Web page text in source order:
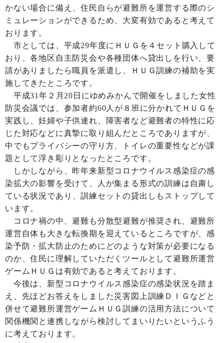
かない場合に備え、住民自らが避難所を運営する際のシ
ミュレーションができるため、大変有効であると考えて
おります。
市としては、平成29年度にＨＵＧを４セット購入して
おり、各地区自主防災会や各種団体へ貸出しを行い、要
請がありましたら職員を派遣し、ＨＵＧ訓練の補助を実
施してきたところです。
平成31年２月20日にゆめみかんで開催をしました女性
防災会議では、参加者約60人が８班に分かれてＨＵＧを
実践し、妊婦や子供連れ、障害者など避難者の特性に応
じた対応などに真摯に取り組んだところでありますが、
中でもプライバシーの守り方、トイレの重要性などが課
題として浮き彫りとなったところです。
しかしながら、昨年来新型コロナウイルス感染症の感
染拡大の影響を受けて、人が集まる形式の訓練は自粛し
ている状況であり、訓練セットの貸出しもストップして
います。
コロナ禍の中、避難も分散型避難が推奨され、避難所
運営自体も大きな転換期を迎えているところですが、感
染予防・拡大防止のためにどのような対策が必要になる
のか、住民に理解していただくツールとして避難所運営
ゲームＨＵＧは有効であると考えております。
今後は、新型コロナウイルス感染症の感染状況を踏ま
え、先ほどお答えをしました災害図上訓練ＤＩＧなどと
併せて避難所運営ゲームＨＵＧ訓練の活用方法について
関係機関と連携しながら検討してまいりたいというふう
に考えております。